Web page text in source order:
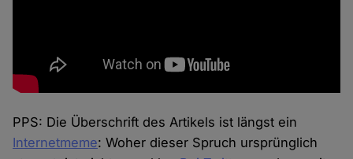
PPS: Die Überschrift des Artikels ist längst ein
Internetmeme: Woher dieser Spruch ursprünglich